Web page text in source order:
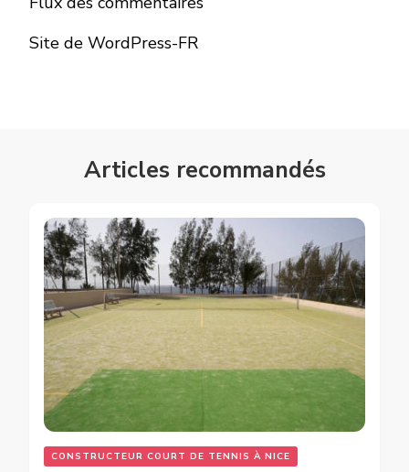
Site de WordPress-FR
Articles recommandés
CONSTRUCTEUR COURT DE TENNIS À NICE